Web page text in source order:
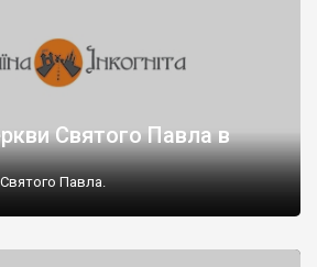
деятелями и
Святого Павла в
Павла.